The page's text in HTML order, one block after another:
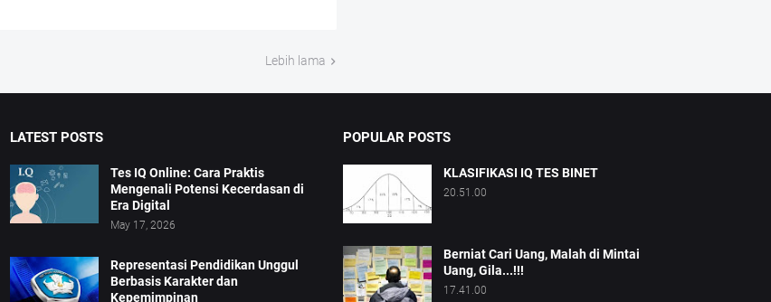
Lebih lama
LATEST POSTS
Tes IQ Online: Cara Praktis
Mengenali Potensi Kecerdasan di
Era Digital
May 17, 2026
Representasi Pendidikan Unggul
Berbasis Karakter dan
Kepemimpinan
POPULAR POSTS
KLASIFIKASI IQ TES BINET
20.51.00
Berniat Cari Uang, Malah di Mintai
Uang, Gila...!!!
17.41.00